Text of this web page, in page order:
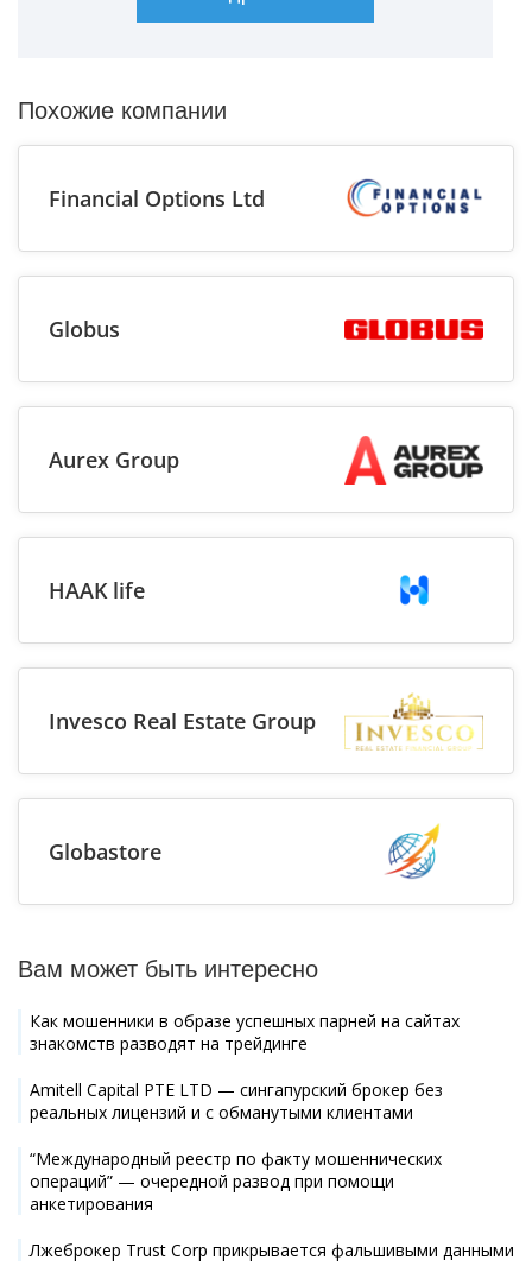
Похожие компании
Financial Options Ltd
Globus
Aurex Group
HAAK life
Invesco Real Estate Group
Globastore
Вам может быть интересно
Как мошенники в образе успешных парней на сайтах
знакомств разводят на трейдинге
Amitell Capital PTE LTD — сингапурский брокер без
реальных лицензий и с обманутыми клиентами
“Международный реестр по факту мошеннических
операций” — очередной развод при помощи
анкетирования
Лжеброкер Trust Corp прикрывается фальшивыми данными